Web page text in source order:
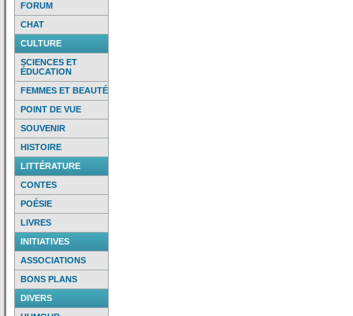
FORUM
CHAT
CULTURE
SCIENCES ET
ÉDUCATION
FEMMES ET BEAUTÉ
POINT DE VUE
SOUVENIR
HISTOIRE
LITTÉRATURE
CONTES
POÉSIE
LIVRES
INITIATIVES
ASSOCIATIONS
BONS PLANS
DIVERS